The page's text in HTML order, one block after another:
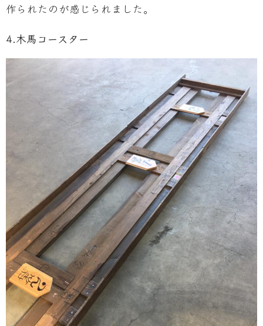
作られたのが感じられました。
4.木馬コースター